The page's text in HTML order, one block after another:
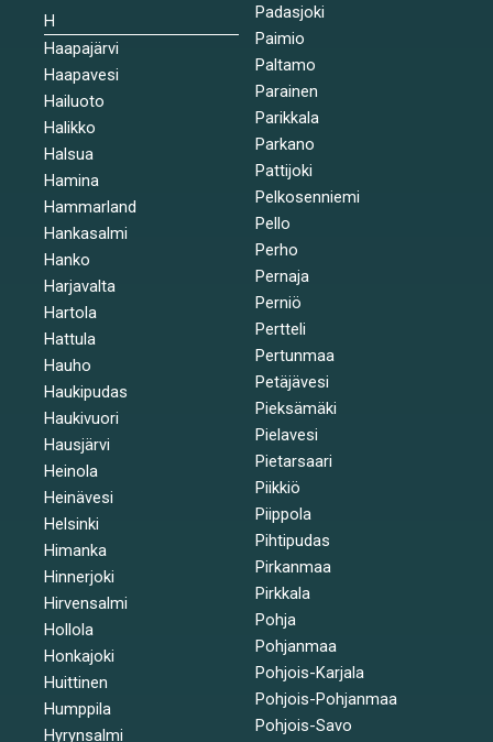
H
Haapajärvi
Haapavesi
Hailuoto
Halikko
Halsua
Hamina
Hammarland
Hankasalmi
Hanko
Harjavalta
Hartola
Hattula
Hauho
Haukipudas
Haukivuori
Hausjärvi
Heinola
Heinävesi
Helsinki
Himanka
Hinnerjoki
Hirvensalmi
Hollola
Honkajoki
Huittinen
Humppila
Hyrynsalmi
Padasjoki
Paimio
Paltamo
Parainen
Parikkala
Parkano
Pattijoki
Pelkosenniemi
Pello
Perho
Pernaja
Perniö
Pertteli
Pertunmaa
Petäjävesi
Pieksämäki
Pielavesi
Pietarsaari
Piikkiö
Piippola
Pihtipudas
Pirkanmaa
Pirkkala
Pohja
Pohjanmaa
Pohjois-Karjala
Pohjois-Pohjanmaa
Pohjois-Savo